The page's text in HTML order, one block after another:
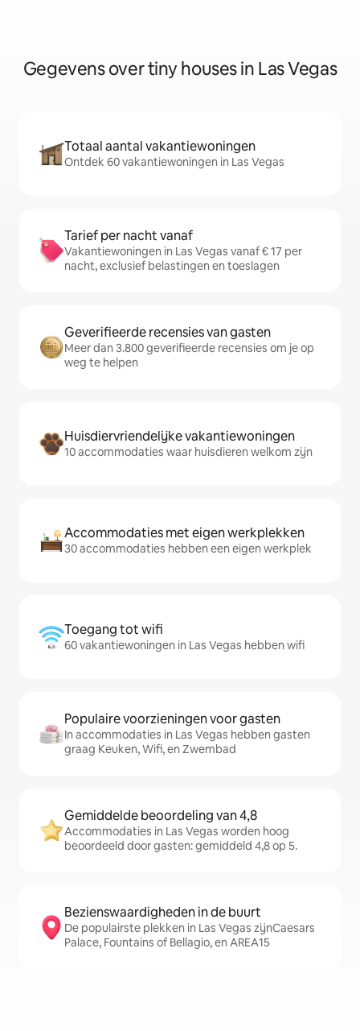
Gegevens over tiny houses in Las Vegas
Totaal aantal vakantiewoningen
Ontdek 60 vakantiewoningen in Las Vegas
Tarief per nacht vanaf
Vakantiewoningen in Las Vegas vanaf € 17 per
nacht, exclusief belastingen en toeslagen
Geverifieerde recensies van gasten
Meer dan 3.800 geverifieerde recensies om je op
weg te helpen
Huisdiervriendelijke vakantiewoningen
10 accommodaties waar huisdieren welkom zijn
Accommodaties met eigen werkplekken
30 accommodaties hebben een eigen werkplek
Toegang tot wifi
60 vakantiewoningen in Las Vegas hebben wifi
Populaire voorzieningen voor gasten
In accommodaties in Las Vegas hebben gasten
graag Keuken, Wifi, en Zwembad
Gemiddelde beoordeling van 4,8
Accommodaties in Las Vegas worden hoog
beoordeeld door gasten: gemiddeld 4,8 op 5.
Bezienswaardigheden in de buurt
De populairste plekken in Las Vegas zijnCaesars
Palace, Fountains of Bellagio, en AREA15